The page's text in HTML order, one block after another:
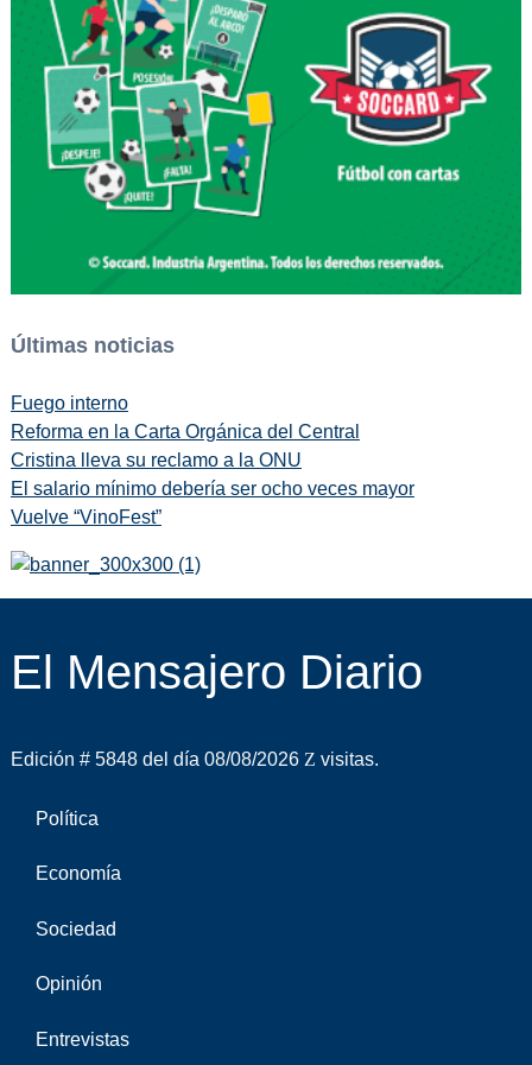
Últimas noticias
Fuego interno
Reforma en la Carta Orgánica del Central
Cristina lleva su reclamo a la ONU
El salario mínimo debería ser ocho veces mayor
Vuelve “VinoFest”
El Mensajero Diario
Edición # 5848 del día 08/08/2026 visitas.
Política
Economía
Sociedad
Opinión
Entrevistas